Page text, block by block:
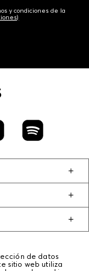
y condiciones de la
de datos
sitio web utiliza